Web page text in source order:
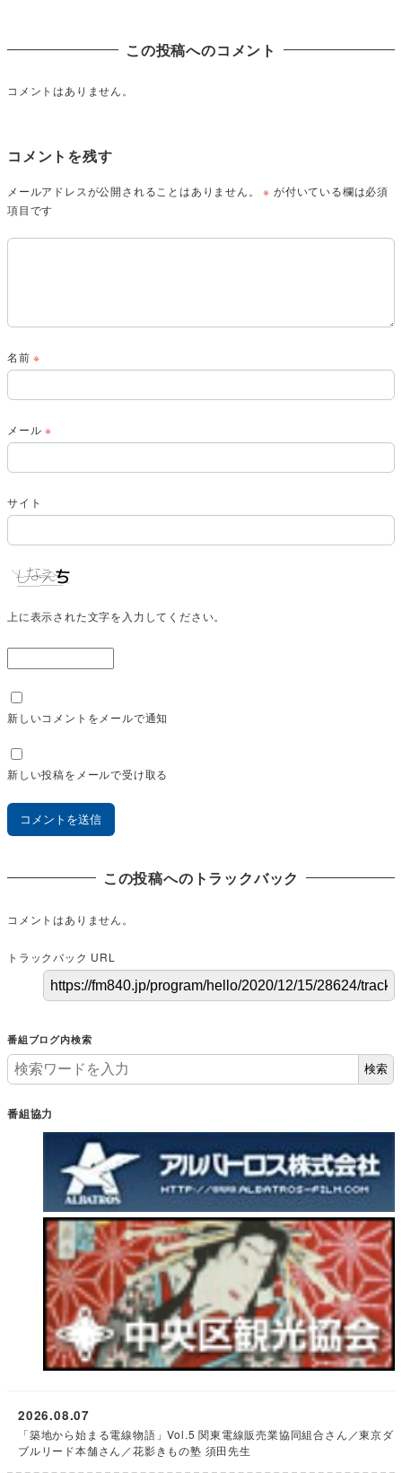
この投稿へのコメント
コメントはありません。
コメントを残す
メールアドレスが公開されることはありません。 ※ が付いている欄は必須
項目です
名前※
メール※
サイト
上に表示された文字を入力してください。
新しいコメントをメールで通知
新しい投稿をメールで受け取る
この投稿へのトラックバック
コメントはありません。
トラックバック URL
番組ブログ内検索
検索
番組協力
「築地から始まる電線物語」Vol.5 関東電線販売業協同組合さん／東京ダ
ブルリード本舗さん／花影きもの塾 須田先生
2026.08.07